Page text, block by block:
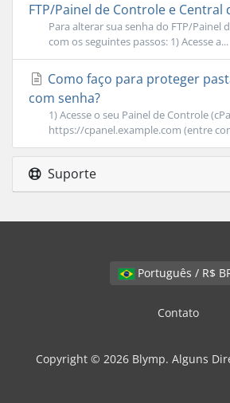
FTP/Painel de Controle e Central
Para alterar sua senha do FTP/Painel
com os seguintes passos: 1) Acesse a...
Como faço para proteger
com senha?
1) Acesse o seu Painel de Controle
https://cpanel.example.com (entre
Suporte
Contato
Copyright © 2026 Blymp. Alguns